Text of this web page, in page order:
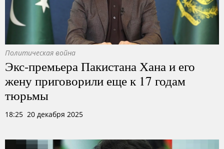
Политическая война
Экс-премьера Пакистана Хана и его
жену приговорили еще к 17 годам
тюрьмы
18:25 20 декабря 2025